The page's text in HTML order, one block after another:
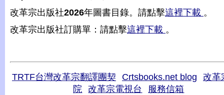
改革宗出版社2026年圖書目錄。請點擊這裡下載 。
改革宗出版社訂購單：請點擊這裡下載 。
TRTF台灣改革宗翻譯團契 Crtsbooks.net blog
改革
院
改革宗電視台 服務信箱